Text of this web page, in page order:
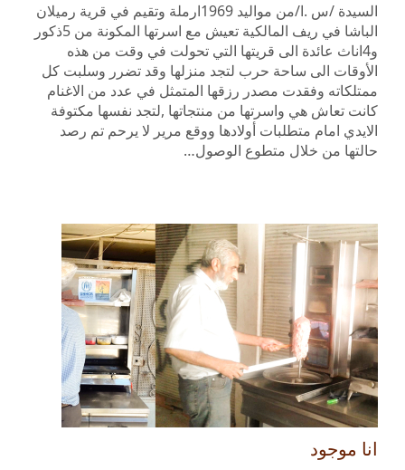
السيدة /س .ا/من مواليد 1969ارملة وتقيم في قرية رميلان
الباشا في ريف المالكية تعيش مع اسرتها المكونة من 5ذكور
و4اناث عائدة الى قريتها التي تحولت في وقت من هذه
الأوقات الى ساحة حرب لتجد منزلها وقد تضرر وسلبت كل
ممتلكاته وفقدت مصدر رزقها المتمثل في عدد من الاغنام
كانت تعاش هي واسرتها من منتجاتها ,لتجد نفسها مكتوفة
الايدي امام متطلبات أولادها ووقع مرير لا يرحم تم رصد
حالتها من خلال متطوع الوصول…
انا موجود